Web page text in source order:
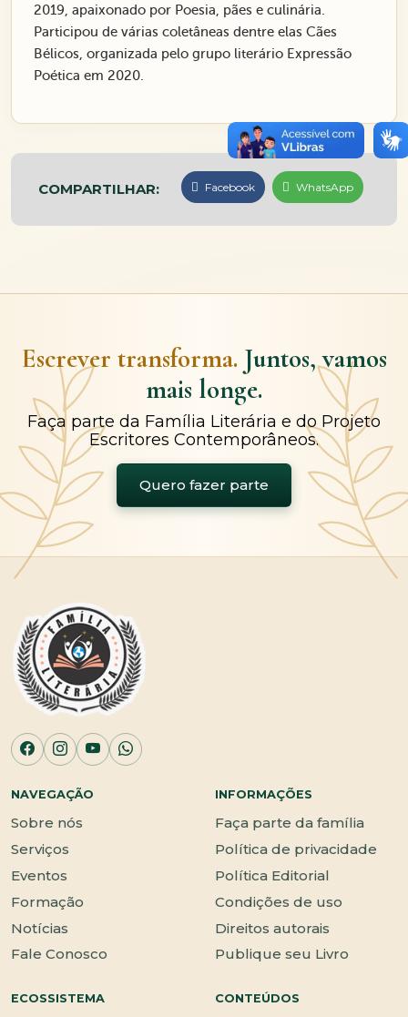
2019, apaixonado por Poesia, pães e culinária.
Participou de várias coletâneas dentre elas Cães
Bélicos, organizada pelo grupo literário Expressão
Poética em 2020.
COMPARTILHAR: Facebook WhatsApp
Escrever transforma. Juntos, vamos
mais longe.
Faça parte da Família Literária e do Projeto
Escritores Contemporâneos.
Quero fazer parte
NAVEGAÇÃO
Sobre nós
Serviços
Eventos
Formação
Notícias
Fale Conosco
INFORMAÇÕES
Faça parte da família
Política de privacidade
Política Editorial
Condições de uso
Direitos autorais
Publique seu Livro
ECOSSISTEMA CONTEÚDOS